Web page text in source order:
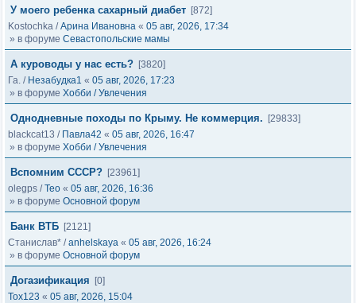
У моего ребенка сахарный диабет [872]
Kostochka /Арина Ивановна « 05 авг, 2026, 17:34
» в форуме Севастопольские мамы
А куроводы у нас есть? [3820]
Га. / Незабудка1 « 05 авг, 2026, 17:23
» в форуме Хобби / Увлечения
Однодневные походы по Крыму. Не коммерция.
[29833]
blackcat13 / Павла42 « 05 авг, 2026, 16:47
» в форуме Хобби / Увлечения
Вспомним СССР? [23961]
olegps /Тео « 05 авг, 2026, 16:36
» в форуме Основной форум
Банк ВТБ [2121]
Станислав* /anhelskaya « 05 авг, 2026, 16:24
» в форуме Основной форум
Догазификация
[0]
Tox123 « 05 авг, 2026, 15:04